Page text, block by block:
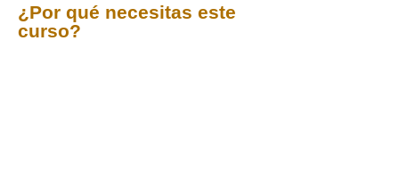
¿Por qué necesitas este
curso?